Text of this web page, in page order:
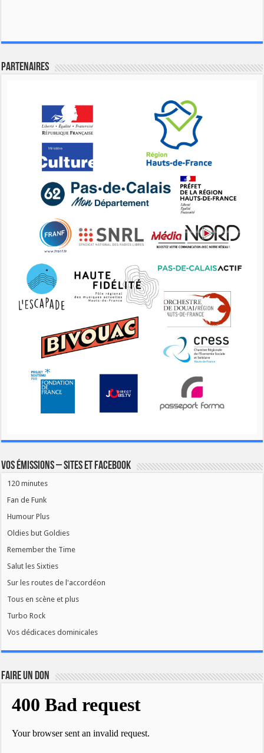
Partenaires
Vos émissions – Sites et Facebook
120 minutes
Fan de Funk
Humour Plus
Oldies but Goldies
Remember the Time
Salut les Sixties
Sur les routes de l'accordéon
Tous en scène et plus
Turbo Rock
Vos dédicaces dominicales
FAIRE UN DON